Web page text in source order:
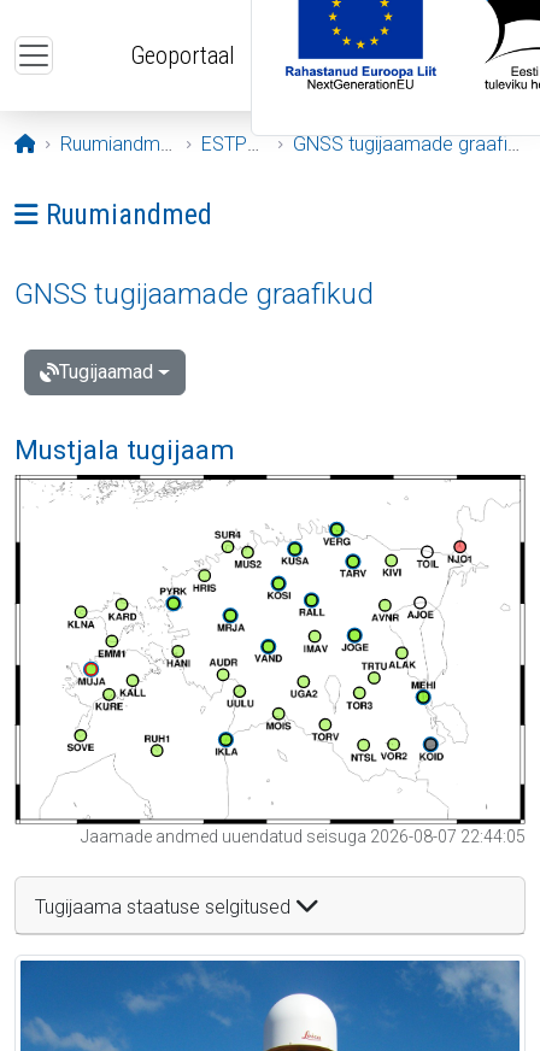
Geoportaal
Avaleht
Ruumiandmed ESTPOS GNSS tugijaamade graafikud
Ava menüü: Ruumiandmed
Ruumiandmed
GNSS tugijaamade graafikud
Tugijaamad
Mustjala tugijaam
Jaamade andmed uuendatud seisuga 2026-08-07 22:44:05
Tugijaama staatuse selgitused